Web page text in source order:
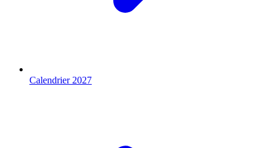
Calendrier 2027